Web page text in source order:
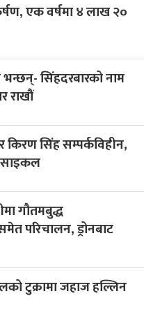
एक वर्षमा ४ लाख २०
सिंहदरबारको नाम
राखौं
सिंह सम्पर्कविहीन,
गौतमबुद्ध
परिचालन, ड्रोनबाट
टुक्रामा जहाज हल्लिन